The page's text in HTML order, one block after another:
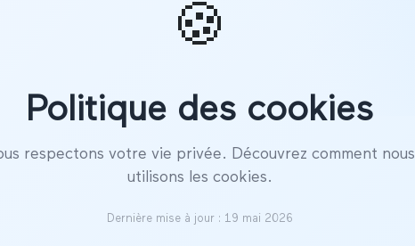
🍪
Politique des cookies
respectons votre vie privée. Découvrez comment nous
utilisons les cookies.
Dernière mise à jour : 19 mai 2026